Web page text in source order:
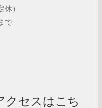
曜定休）
で
クセスはこち